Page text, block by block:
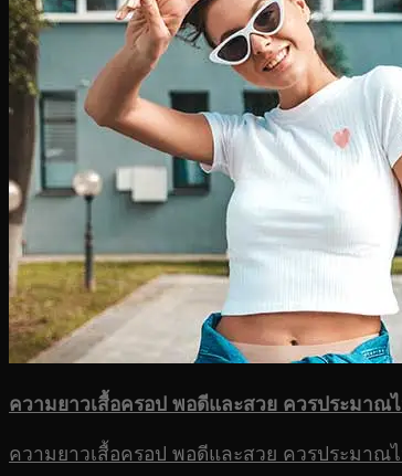
ความยาวเสื้อครอป พอดีและสวย ควรประมาณ
ความยาวเสื้อครอป พอดีและสวย ควรประมาณ